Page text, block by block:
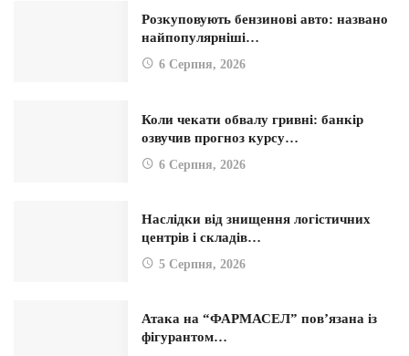
Розкуповують бензинові авто: названо
найпопулярніші…
6 Серпня, 2026
Коли чекати обвалу гривні: банкір
озвучив прогноз курсу…
6 Серпня, 2026
Наслідки від знищення логістичних
центрів і складів…
5 Серпня, 2026
Атака на “ФАРМАСЕЛ” пов’язана із
фігурантом…